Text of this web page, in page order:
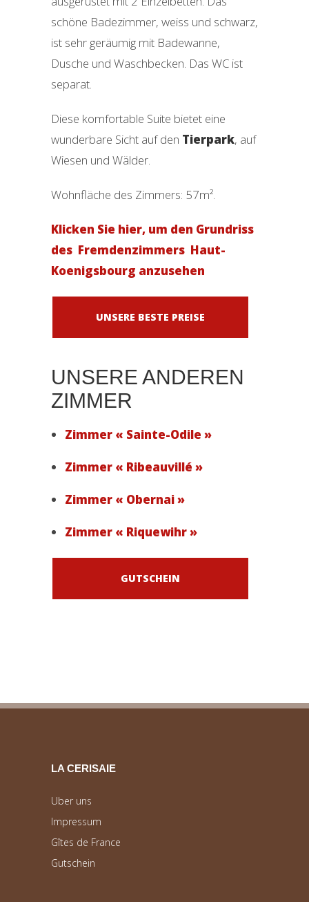
schöne Badezimmer, weiss und schwarz,
ist sehr geräumig mit Badewanne,
Dusche und Waschbecken. Das WC ist
separat.
Diese komfortable Suite bietet eine
wunderbare Sicht auf den Tierpark, auf
Wiesen und Wälder.
Wohnfläche des Zimmers: 57m².
Klicken Sie hier, um den Grundriss
des Fremdenzimmers Haut-
Koenigsbourg anzusehen
UNSERE BESTE PREISE
UNSERE ANDEREN
ZIMMER
Zimmer « Sainte-Odile »
Zimmer « Ribeauvillé »
Zimmer « Obernai »
Zimmer « Riquewihr »
GUTSCHEIN
LA CERISAIE
Uber uns
Impressum
Gîtes de France
Gutschein